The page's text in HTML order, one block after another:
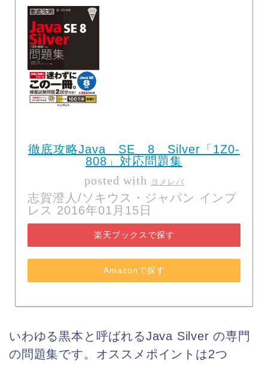
徹底攻略Java SE 8 Silver「1Z0-
808」対応問題集
posted with
ヨメレバ
志賀澄人/ソキウス・ジャパン インプ
レス 2016年01月15日
楽天ブックスで探す
Amazonで探す
いわゆる黒本と呼ばれるJava Silver の専門
の問題集です。オススメポイントは2つ